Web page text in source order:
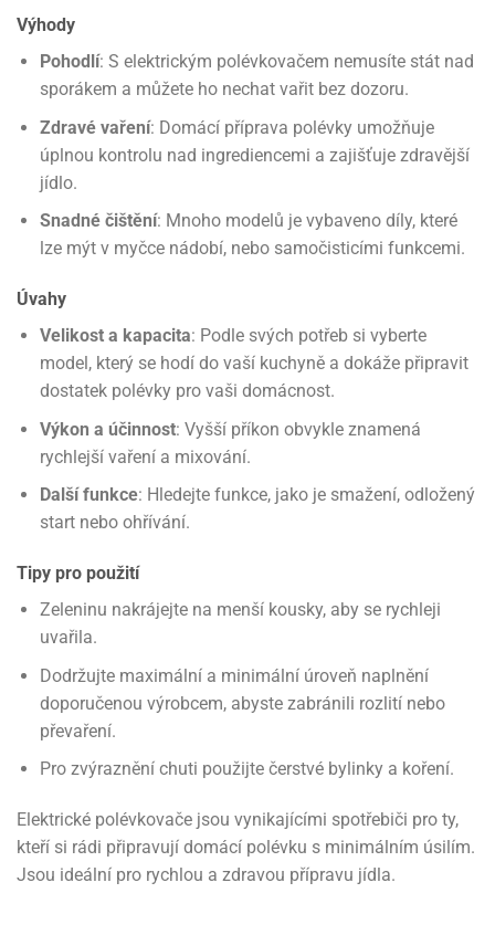
Výhody
Pohodlí: S elektrickým polévkovačem nemusíte stát nad
sporákem a můžete ho nechat vařit bez dozoru.
Zdravé vaření: Domácí příprava polévky umožňuje
úplnou kontrolu nad ingrediencemi a zajišťuje zdravější
jídlo.
Snadné čištění: Mnoho modelů je vybaveno díly, které
lze mýt v myčce nádobí, nebo samočisticími funkcemi.
Úvahy
Velikost a kapacita: Podle svých potřeb si vyberte
model, který se hodí do vaší kuchyně a dokáže připravit
dostatek polévky pro vaši domácnost.
Výkon a účinnost: Vyšší příkon obvykle znamená
rychlejší vaření a mixování.
Další funkce: Hledejte funkce, jako je smažení, odložený
start nebo ohřívání.
Tipy pro použití
Zeleninu nakrájejte na menší kousky, aby se rychleji
uvařila.
Dodržujte maximální a minimální úroveň naplnění
doporučenou výrobcem, abyste zabránili rozlití nebo
převaření.
Pro zvýraznění chuti použijte čerstvé bylinky a koření.
Elektrické polévkovače jsou vynikajícími spotřebiči pro ty,
kteří si rádi připravují domácí polévku s minimálním úsilím.
Jsou ideální pro rychlou a zdravou přípravu jídla.